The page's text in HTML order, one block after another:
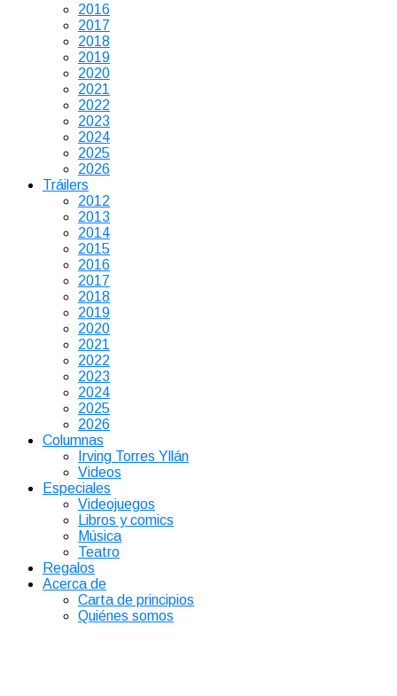
2016
2017
2018
2019
2020
2021
2022
2023
2024
2025
2026
Tráilers
2012
2013
2014
2015
2016
2017
2018
2019
2020
2021
2022
2023
2024
2025
2026
Columnas
Irving Torres Yllán
Videos
Especiales
Videojuegos
Libros y comics
Música
Teatro
Regalos
Acerca de
Carta de principios
Quiénes somos